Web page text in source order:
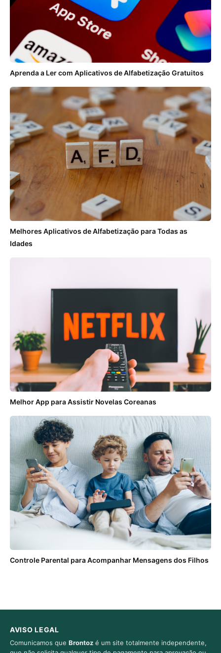
Aprenda a Ler com Aplicativos de Alfabetização Gratuitos
Melhores Aplicativos de Alfabetização para Todas as
Idades
Melhor App para Assistir Novelas Coreanas
Controle Parental para Acompanhar Mensagens dos Filhos
AVISO LEGAL
Comunicamos que Brontoz é um site totalmente independente,